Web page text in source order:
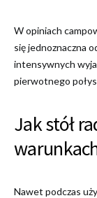
W opiniach
się jednoznaczna
intensywnych
pierwotnego
Jak stół
Nawet podczas